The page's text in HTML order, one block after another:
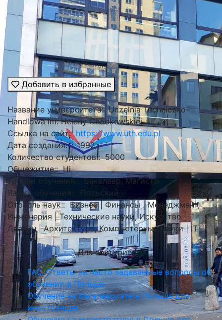
Общественная Академия Наук в Варшаве (SAN)
Варшава, Польша
Добавить в избранные
Название университета: Uczelnia Techniczno-
Handlowa im. Heleny Chodkowskiej
Ссылка на сайт: https://www.uth.edu.pl
Дата создания: : 1992
Количество студентов:: 5000
Общежитие:: Ні
Уровни обучения:: Бакалавр, Магистр
Языки обучения::
Польский
Отрасль наук:: Бизнес | Финансы | Менеджмент,
Инженерия | Технические науки, Искусство |
Дизайн | Архитектура, Компьютерные науки | ІТ
Для абитуриента
FAQ. Ответы на часто задаваемые вопросы об
обучении в Польше
Обучение на бакалавриате в Польше для
иностранцев